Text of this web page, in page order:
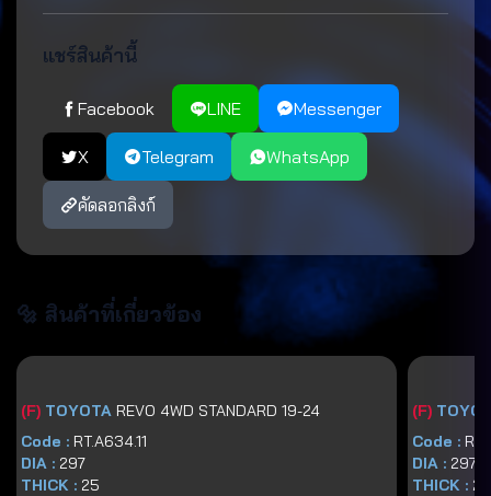
แชร์สินค้านี้
Facebook LINE Messenger
X Telegram WhatsApp
คัดลอกลิงก์
🔩 สินค้าที่เกี่ยวข้อง
(F) TOYOTA REVO 4WD STANDARD 19-24
Code : RT.A634.11
DIA : 297
THICK : 25
(F)
Code :
DIA : 297
THICK : 25